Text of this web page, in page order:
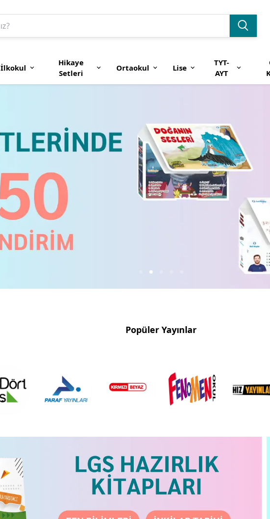
İlkokul
Hikaye
Setleri
Ortaokul Lise
TYT-
AYT
2
Popüler Yayınlar